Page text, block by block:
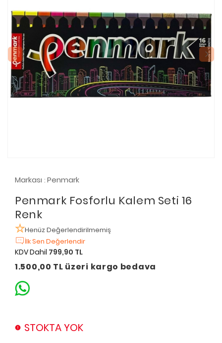
Markası : Penmark
Penmark Fosforlu Kalem Seti 16
Renk
Henüz Değerlendirilmemiş
İlk Sen Değerlendir
KDV Dahil 799,90 TL
1.500,00 TL üzeri kargo bedava
STOKTA YOK